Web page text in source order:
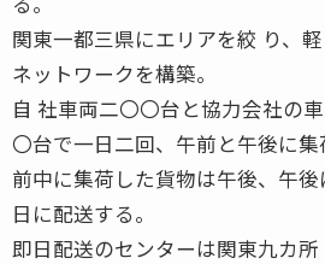
関東一都三県にエリアを絞 り、
ネットワークを構築。
自 社車両二〇〇台と協力会社の
〇台で一日二回、午前と午後に
前中に集荷した貨物は午後、午
日に配送する。
即日配送のセンターは関東九カ所